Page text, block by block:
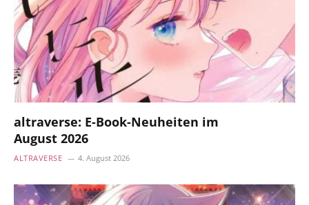
altraverse: E-Book-Neuheiten im
August 2026
ALTRAVERSE 4. August 2026